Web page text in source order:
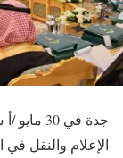
جدة في
الإعلام والنقل